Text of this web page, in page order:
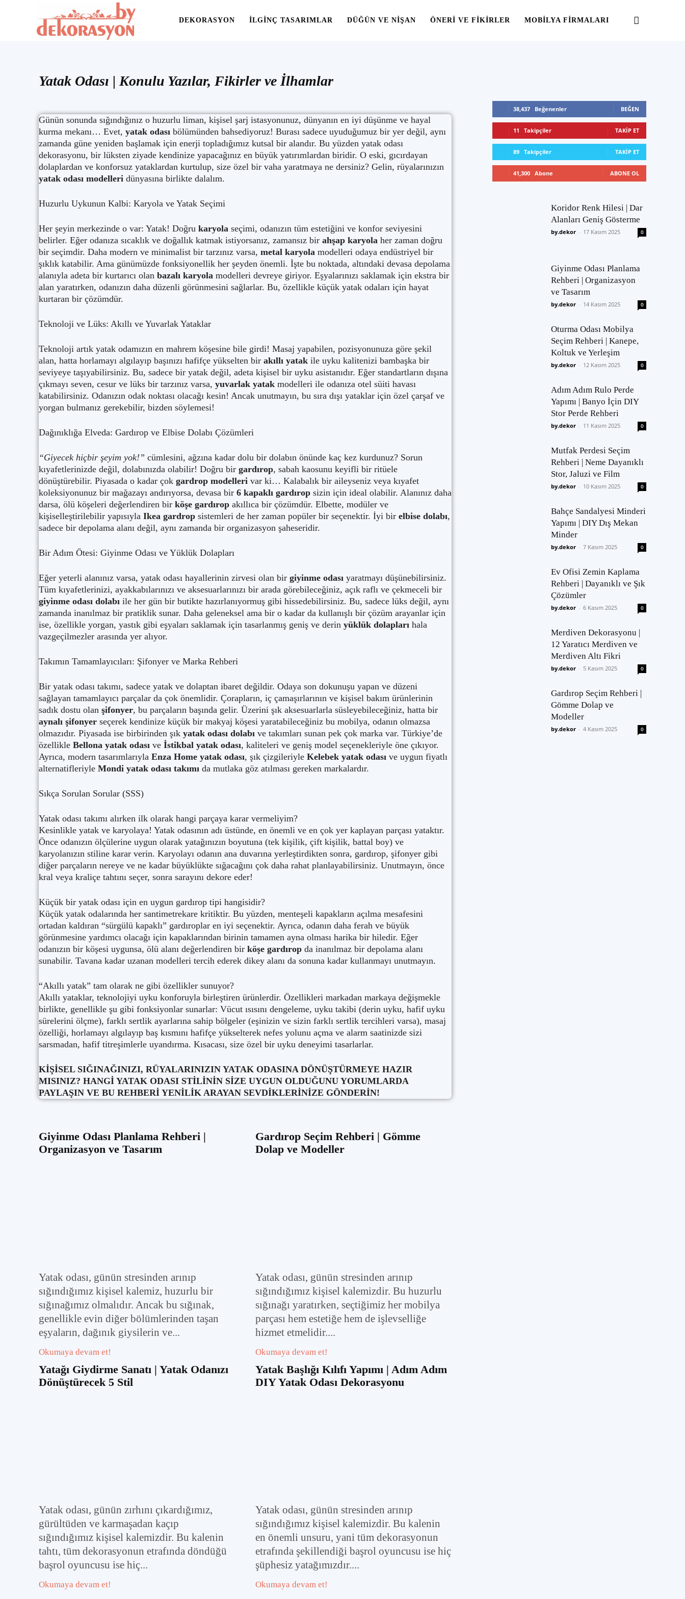
DEKORASYON İLGINÇ TASARIMLAR DÜĞÜN VE NIŞAN ÖNERI VE FIKIRLER MOBILYA FIRMALARI
Yatak Odası | Konulu Yazılar, Fikirler ve İlhamlar
Günün sonunda sığındığınız o huzurlu liman, kişisel şarj istasyonunuz, dünyanın en iyi düşünme ve hayal
kurma mekanı… Evet, yatak odası bölümünden bahsediyoruz! Burası sadece uyuduğumuz bir yer değil, aynı
zamanda güne yeniden başlamak için enerji topladığımız kutsal bir alandır. Bu yüzden yatak odası
dekorasyonu, bir lüksten ziyade kendinize yapacağınız en büyük yatırımlardan biridir. O eski, gıcırdayan
dolaplardan ve konforsuz yataklardan kurtulup, size özel bir vaha yaratmaya ne dersiniz? Gelin, rüyalarınızın
yatak odası modelleri dünyasına birlikte dalalım.
Huzurlu Uykunun Kalbi: Karyola ve Yatak Seçimi
Her şeyin merkezinde o var: Yatak! Doğru karyola seçimi, odanızın tüm estetiğini ve konfor seviyesini
belirler. Eğer odanıza sıcaklık ve doğallık katmak istiyorsanız, zamansız bir ahşap karyola her zaman doğru
bir seçimdir. Daha modern ve minimalist bir tarzınız varsa, metal karyola modelleri odaya endüstriyel bir
şıklık katabilir. Ama günümüzde fonksiyonellik her şeyden önemli. İşte bu noktada, altındaki devasa depolama
alanıyla adeta bir kurtarıcı olan bazalı karyola modelleri devreye giriyor. Eşyalarınızı saklamak için ekstra bir
alan yaratırken, odanızın daha düzenli görünmesini sağlarlar. Bu, özellikle küçük yatak odaları için hayat
kurtaran bir çözümdür.
Teknoloji ve Lüks: Akıllı ve Yuvarlak Yataklar
Teknoloji artık yatak odamızın en mahrem köşesine bile girdi! Masaj yapabilen, pozisyonunuza göre şekil
alan, hatta horlamayı algılayıp başınızı hafifçe yükselten bir akıllı yatak ile uyku kalitenizi bambaşka bir
seviyeye taşıyabilirsiniz. Bu, sadece bir yatak değil, adeta kişisel bir uyku asistanıdır. Eğer standartların dışına
çıkmayı seven, cesur ve lüks bir tarzınız varsa, yuvarlak yatak modelleri ile odanıza otel süiti havası
katabilirsiniz. Odanızın odak noktası olacağı kesin! Ancak unutmayın, bu sıra dışı yataklar için özel çarşaf ve
yorgan bulmanız gerekebilir, bizden söylemesi!
Dağınıklığa Elveda: Gardırop ve Elbise Dolabı Çözümleri
“Giyecek hiçbir şeyim yok!” cümlesini, ağzına kadar dolu bir dolabın önünde kaç kez kurdunuz? Sorun
kıyafetlerinizde değil, dolabınızda olabilir! Doğru bir gardırop, sabah kaosunu keyifli bir ritüele
dönüştürebilir. Piyasada o kadar çok gardrop modelleri var ki… Kalabalık bir aileyseniz veya kıyafet
koleksiyonunuz bir mağazayı andırıyorsa, devasa bir 6 kapaklı gardırop sizin için ideal olabilir. Alanınız daha
darsa, ölü köşeleri değerlendiren bir köşe gardırop akıllıca bir çözümdür. Elbette, modüler ve
kişiselleştirilebilir yapısıyla Ikea gardrop sistemleri de her zaman popüler bir seçenektir. İyi bir elbise dolabı,
sadece bir depolama alanı değil, aynı zamanda bir organizasyon şaheseridir.
Bir Adım Ötesi: Giyinme Odası ve Yüklük Dolapları
Eğer yeterli alanınız varsa, yatak odası hayallerinin zirvesi olan bir giyinme odası yaratmayı düşünebilirsiniz.
Tüm kıyafetlerinizi, ayakkabılarınızı ve aksesuarlarınızı bir arada görebileceğiniz, açık raflı ve çekmeceli bir
giyinme odası dolabı ile her gün bir butikte hazırlanıyormuş gibi hissedebilirsiniz. Bu, sadece lüks değil, aynı
zamanda inanılmaz bir pratiklik sunar. Daha geleneksel ama bir o kadar da kullanışlı bir çözüm arayanlar için
ise, özellikle yorgan, yastık gibi eşyaları saklamak için tasarlanmış geniş ve derin yüklük dolapları hala
vazgeçilmezler arasında yer alıyor.
Takımın Tamamlayıcıları: Şifonyer ve Marka Rehberi
Bir yatak odası takımı, sadece yatak ve dolaptan ibaret değildir. Odaya son dokunuşu yapan ve düzeni
sağlayan tamamlayıcı parçalar da çok önemlidir. Çorapların, iç çamaşırlarının ve kişisel bakım ürünlerinin
sadık dostu olan şifonyer, bu parçaların başında gelir. Üzerini şık aksesuarlarla süsleyebileceğiniz, hatta bir
aynalı şifonyer seçerek kendinize küçük bir makyaj köşesi yaratabileceğiniz bu mobilya, odanın olmazsa
olmazıdır. Piyasada ise birbirinden şık yatak odası dolabı ve takımları sunan pek çok marka var. Türkiye’de
özellikle Bellona yatak odası ve İstikbal yatak odası, kaliteleri ve geniş model seçenekleriyle öne çıkıyor.
Ayrıca, modern tasarımlarıyla Enza Home yatak odası, şık çizgileriyle Kelebek yatak odası ve uygun fiyatlı
alternatifleriyle Mondi yatak odası takımı da mutlaka göz atılması gereken markalardır.
Sıkça Sorulan Sorular (SSS)
Yatak odası takımı alırken ilk olarak hangi parçaya karar vermeliyim?
Kesinlikle yatak ve karyolaya! Yatak odasının adı üstünde, en önemli ve en çok yer kaplayan parçası yataktır.
Önce odanızın ölçülerine uygun olarak yatağınızın boyutuna (tek kişilik, çift kişilik, battal boy) ve
karyolanızın stiline karar verin. Karyolayı odanın ana duvarına yerleştirdikten sonra, gardırop, şifonyer gibi
diğer parçaların nereye ve ne kadar büyüklükte sığacağını çok daha rahat planlayabilirsiniz. Unutmayın, önce
kral veya kraliçe tahtını seçer, sonra sarayını dekore eder!
Küçük bir yatak odası için en uygun gardırop tipi hangisidir?
Küçük yatak odalarında her santimetrekare kritiktir. Bu yüzden, menteşeli kapakların açılma mesafesini
ortadan kaldıran “sürgülü kapaklı” gardıroplar en iyi seçenektir. Ayrıca, odanın daha ferah ve büyük
görünmesine yardımcı olacağı için kapaklarından birinin tamamen ayna olması harika bir hiledir. Eğer
odanızın bir köşesi uygunsa, ölü alanı değerlendiren bir köşe gardırop da inanılmaz bir depolama alanı
sunabilir. Tavana kadar uzanan modelleri tercih ederek dikey alanı da sonuna kadar kullanmayı unutmayın.
“Akıllı yatak” tam olarak ne gibi özellikler sunuyor?
Akıllı yataklar, teknolojiyi uyku konforuyla birleştiren ürünlerdir. Özellikleri markadan markaya değişmekle
birlikte, genellikle şu gibi fonksiyonlar sunarlar: Vücut ısısını dengeleme, uyku takibi (derin uyku, hafif uyku
sürelerini ölçme), farklı sertlik ayarlarına sahip bölgeler (eşinizin ve sizin farklı sertlik tercihleri varsa), masaj
özelliği, horlamayı algılayıp baş kısmını hafifçe yükselterek nefes yolunu açma ve alarm saatinizde sizi
sarsmadan, hafif titreşimlerle uyandırma. Kısacası, size özel bir uyku deneyimi tasarlarlar.
KİŞİSEL SIĞINAĞINIZI, RÜYALARINIZIN YATAK ODASINA DÖNÜŞTÜRMEYE HAZIR
MISINIZ? HANGİ YATAK ODASI STİLİNİN SİZE UYGUN OLDUĞUNU YORUMLARDA
PAYLAŞIN VE BU REHBERİ YENİLİK ARAYAN SEVDİKLERİNİZE GÖNDERİN!
Giyinme Odası Planlama Rehberi |
Organizasyon ve Tasarım
Yatak odası, günün stresinden arınıp
sığındığımız kişisel kalemiz, huzurlu bir
sığınağımız olmalıdır. Ancak bu sığınak,
genellikle evin diğer bölümlerinden taşan
eşyaların, dağınık giysilerin ve...
Okumaya devam et!
Gardırop Seçim Rehberi | Gömme
Dolap ve Modeller
Yatak odası, günün stresinden arınıp
sığındığımız kişisel kalemizdir. Bu huzurlu
sığınağı yaratırken, seçtiğimiz her mobilya
parçası hem estetiğe hem de işlevselliğe
hizmet etmelidir....
Okumaya devam et!
Yatağı Giydirme Sanatı | Yatak Odanızı
Dönüştürecek 5 Stil
Yatak odası, günün zırhını çıkardığımız,
gürültüden ve karmaşadan kaçıp
sığındığımız kişisel kalemizdir. Bu kalenin
tahtı, tüm dekorasyonun etrafında döndüğü
başrol oyuncusu ise hiç...
Okumaya devam et!
Yatak Başlığı Kılıfı Yapımı | Adım Adım
DIY Yatak Odası Dekorasyonu
Yatak odası, günün stresinden arınıp
sığındığımız kişisel kalemizdir. Bu kalenin
en önemli unsuru, yani tüm dekorasyonun
etrafında şekillendiği başrol oyuncusu ise hiç
şüphesiz yatağımızdır....
Okumaya devam et!
38,437 Beğenenler BEĞEN
11 Takipçiler TAKIP ET
89 Takipçiler TAKIP ET
41,300 Abone ABONE OL
Koridor Renk Hilesi | Dar
Alanları Geniş Gösterme
by.dekor - 17 Kasım 2025 0
Giyinme Odası Planlama
Rehberi | Organizasyon
ve Tasarım
by.dekor - 14 Kasım 2025 0
Oturma Odası Mobilya
Seçim Rehberi | Kanepe,
Koltuk ve Yerleşim
by.dekor - 12 Kasım 2025 0
Adım Adım Rulo Perde
Yapımı | Banyo İçin DIY
Stor Perde Rehberi
by.dekor - 11 Kasım 2025 0
Mutfak Perdesi Seçim
Rehberi | Neme Dayanıklı
Stor, Jaluzi ve Film
by.dekor - 10 Kasım 2025 0
Bahçe Sandalyesi Minderi
Yapımı | DIY Dış Mekan
Minder
by.dekor - 7 Kasım 2025 0
Ev Ofisi Zemin Kaplama
Rehberi | Dayanıklı ve Şık
Çözümler
by.dekor - 6 Kasım 2025 0
Merdiven Dekorasyonu |
12 Yaratıcı Merdiven ve
Merdiven Altı Fikri
by.dekor - 5 Kasım 2025 0
Gardırop Seçim Rehberi |
Gömme Dolap ve
Modeller
by.dekor - 4 Kasım 2025 0